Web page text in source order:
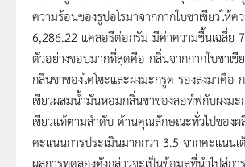
ความร้อนของธูปอโรมาจากกากใบชาเขียวให้ค
6,286.22 แคลอรีต่อกรัม มีค่าความชื้นเฉลี่ย
ตัวอย่างชอบมากที่สุดคือ กลิ่นจากกากใบชาเ
กลิ่นชาของไดโซะและผงมะกรูด รองลงมาคือ
เขียวผสมน้ำมันหอมกลิ่นชาของลอท์ฟกับผงมะ
เขียวแท้ตามลำดับ ด้านคุณลักษณะทั่วไปของ
คะแนนการประเมินมากกว่า 3.5 จากคะแนน
ผลการทดลองดังกล่าวจะเป็นข้อมูลที่นำไปสู่